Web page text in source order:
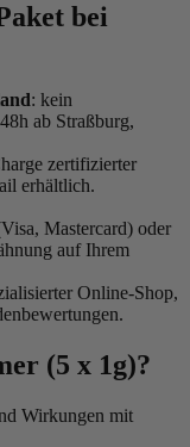
bei
: kein
ab Straßburg,
zertifizierter
erhältlich.
Mastercard) oder
auf Ihrem
Online-Shop,
(5 x 1g)?
Wirkungen mit